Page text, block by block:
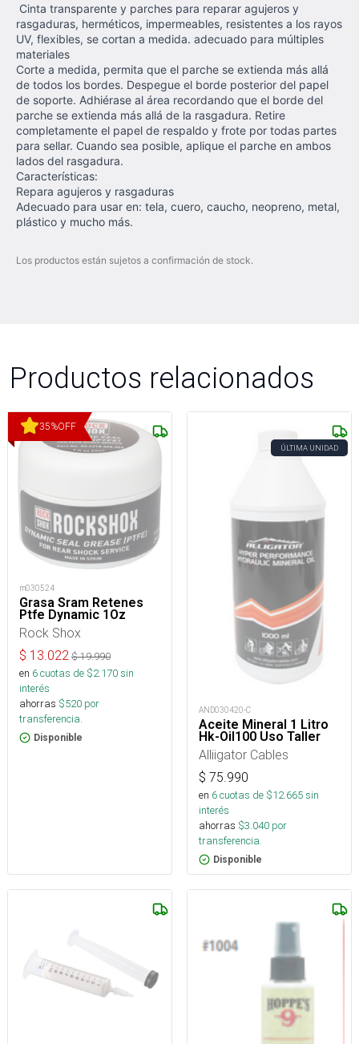
Cinta transparente y parches para reparar agujeros y
rasgaduras, herméticos, impermeables, resistentes a los rayos
UV, flexibles, se cortan a medida. adecuado para múltiples
materiales
Corte a medida, permita que el parche se extienda más allá
de todos los bordes. Despegue el borde posterior del papel
de soporte. Adhiérase al área recordando que el borde del
parche se extienda más allá de la rasgadura. Retire
completamente el papel de respaldo y frote por todas partes
para sellar. Cuando sea posible, aplique el parche en ambos
lados del rasgadura.
Características:
Repara agujeros y rasgaduras
Adecuado para usar en: tela, cuero, caucho, neopreno, metal,
plástico y mucho más.
Los productos están sujetos a confirmación de stock.
Productos relacionados
35%OFF
m030524
Grasa Sram Retenes
Ptfe Dynamic 1Oz
Rock Shox
$ 13.022 $19.990
en 6cuotas de $2.170sin
interés
ahorras $520 por
transferencia.
Disponible
ÚLTIMA UNIDAD
AND030420-C
Aceite Mineral 1 Litro
Hk-Oil100 Uso Taller
Alliigator Cables
$ 75.990
en 6cuotas de $12.665sin
interés
ahorras $3.040 por
transferencia.
Disponible